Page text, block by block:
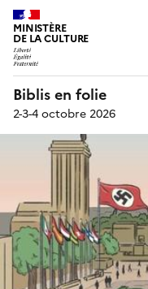
MINISTÈRE
DE LA CULTURE
Biblis en folie
2-3-4 octobre 2026